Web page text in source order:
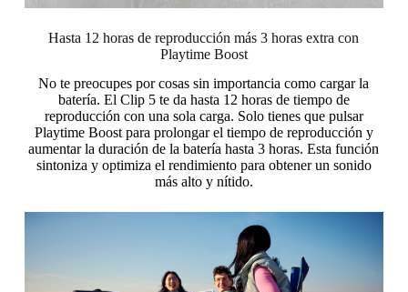
Hasta 12 horas de reproducción más 3 horas extra con
Playtime Boost
No te preocupes por cosas sin importancia como cargar la
batería. El Clip 5 te da hasta 12 horas de tiempo de
reproducción con una sola carga. Solo tienes que pulsar
Playtime Boost para prolongar el tiempo de reproducción y
aumentar la duración de la batería hasta 3 horas. Esta función
sintoniza y optimiza el rendimiento para obtener un sonido
más alto y nítido.